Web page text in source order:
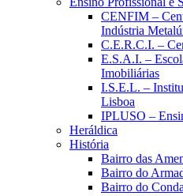
CENFIM –
Indústria
C.E.R.C.I. –
E.S.A.I. –
Imobiliárias
I.S.E.L. –
Lisboa
IPLUSO –
Heráldica
História
Bairro das
Bairro do
Bairro do